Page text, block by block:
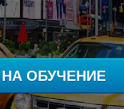
ОБУЧЕНИЕ